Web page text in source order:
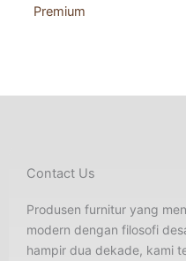
Premium
Contact Us
Produsen furnitur yang
modern dengan filosofi
hampir dua dekade, kami